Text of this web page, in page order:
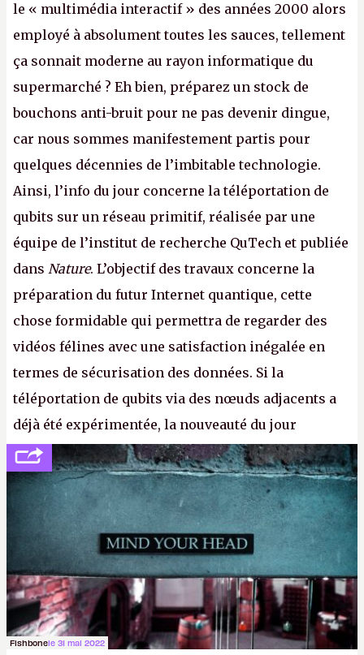
le « multimédia interactif » des années 2000 alors
employé à absolument toutes les sauces, tellement
ça sonnait moderne au rayon informatique du
supermarché ? Eh bien, préparez un stock de
bouchons anti-bruit pour ne pas devenir dingue,
car nous sommes manifestement partis pour
quelques décennies de l’imbitable technologie.
Ainsi, l’info du jour concerne la téléportation de
qubits sur un réseau primitif, réalisée par une
équipe de l’institut de recherche QuTech et publiée
dans Nature. L’objectif des travaux concerne la
préparation du futur Internet quantique, cette
chose formidable qui permettra de regarder des
vidéos félines avec une satisfaction inégalée en
termes de sécurisation des données. Si la
téléportation de qubits via des nœuds adjacents a
déjà été expérimentée, la nouveauté du jour
concerne le recours à des nœuds distants, pour ne
pas dire un réseau quantique multimédia interactif
(avec l’option Péritel). (
http://cpc.cx/AH432N4
Crédit photo : QuTech / Nature)
Fishbonele 31 mai 2022